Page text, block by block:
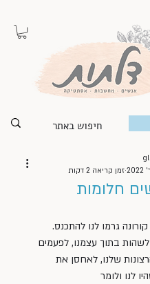
חלומות
זמן קריאה 2 דקות
גרמו לנו להתכנס.
בתוך עצמנו, לפעמים
שלנו, לאחסן את
לנו ולומר